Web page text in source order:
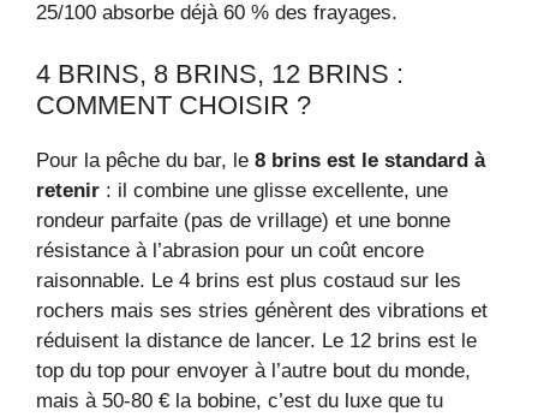
25/100 absorbe déjà 60 % des frayages.
4 BRINS, 8 BRINS, 12 BRINS :
COMMENT CHOISIR ?
Pour la pêche du bar, le 8 brins est le standard à
retenir : il combine une glisse excellente, une
rondeur parfaite (pas de vrillage) et une bonne
résistance à l’abrasion pour un coût encore
raisonnable. Le 4 brins est plus costaud sur les
rochers mais ses stries génèrent des vibrations et
réduisent la distance de lancer. Le 12 brins est le
top du top pour envoyer à l’autre bout du monde,
mais à 50-80 € la bobine, c’est du luxe que tu